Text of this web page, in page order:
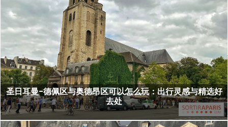
圣日耳曼-德佩区与奥德昂区可以怎么玩：出行灵感与精选好
去处